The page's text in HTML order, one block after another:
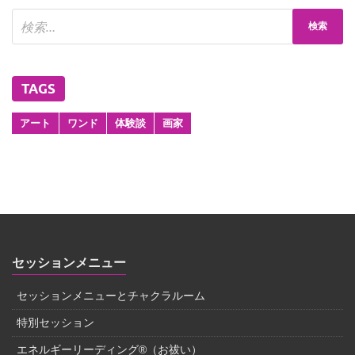
TAGS
アート ワンド 体験談 画家
セッションメニュー
セッションメニューとチャクラルーム
特別セッション
エネルギーリーディング®（お祓い）